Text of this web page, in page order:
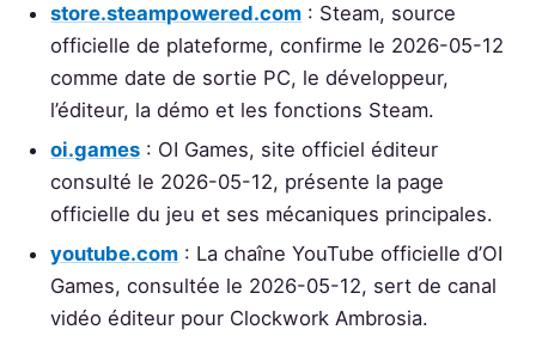
store.steampowered.com : Steam, source
officielle de plateforme, confirme le 2026-05-12
comme date de sortie PC, le développeur,
l’éditeur, la démo et les fonctions Steam.
oi.games : OI Games, site officiel éditeur
consulté le 2026-05-12, présente la page
officielle du jeu et ses mécaniques principales.
youtube.com : La chaîne YouTube officielle d’OI
Games, consultée le 2026-05-12, sert de canal
vidéo éditeur pour Clockwork Ambrosia.